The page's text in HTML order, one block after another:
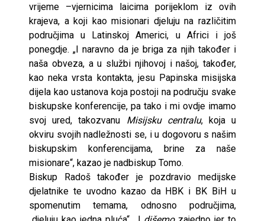
vrijeme –vjernicima laicima porijeklom iz ovih
krajeva, a koji kao misionari djeluju na različitim
područjima u Latinskoj Americi, u Africi i još
ponegdje. „I naravno da je briga za njih također i
naša obveza, a u službi njihovoj i našoj, također,
kao neka vrsta kontakta, jesu Papinska misijska
dijela kao ustanova koja postoji na području svake
biskupske konferencije, pa tako i mi ovdje imamo
svoj ured, takozvanu Misijsku centralu, koja u
okviru svojih nadležnosti se, i u dogovoru s našim
biskupskim konferencijama, brine za naše
misionare“, kazao je nadbiskup Tomo.
Biskup Radoš također je pozdravio medijske
djelatnike te uvodno kazao da HBK i BK BiH u
spomenutim temama, odnosno područjima,